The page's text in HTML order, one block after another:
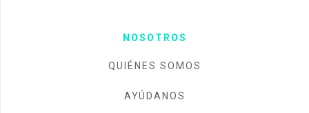
NOSOTROS
QUIÉNES SOMOS
AYÚDANOS